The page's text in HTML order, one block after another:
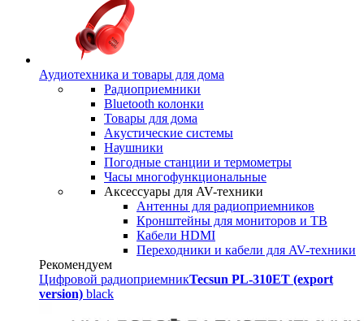
Аудиотехника и товары для дома
Радиоприемники
Bluetooth колонки
Товары для дома
Акустические системы
Наушники
Погодные станции и термометры
Часы многофункциональные
Аксессуары для AV-техники
Антенны для радиоприемников
Кронштейны для мониторов и ТВ
Кабели HDMI
Переходники и кабели для AV-техники
Рекомендуем
Цифровой радиоприемникTecsun PL-310ET (export
version) black